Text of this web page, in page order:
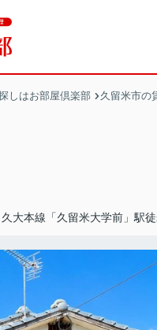
しはお部屋倶楽部 久留米市の
久大本線「久留米大学前」駅